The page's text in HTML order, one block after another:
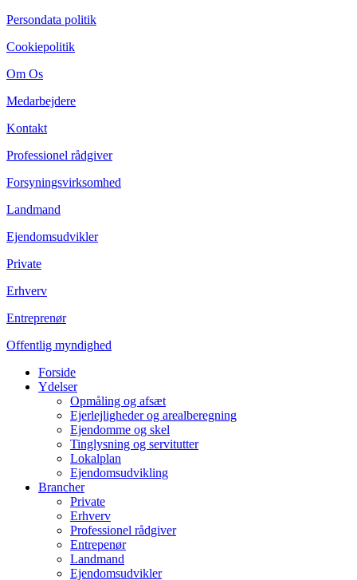
Persondata politik
Cookiepolitik
Om Os
Medarbejdere
Kontakt
Professionel rådgiver
Forsyningsvirksomhed
Landmand
Ejendomsudvikler
Private
Erhverv
Entreprenør
Offentlig myndighed
Forside
Ydelser
Opmåling og afsæt
Ejerlejligheder og arealberegning
Ejendomme og skel
Tinglysning og servitutter
Lokalplan
Ejendomsudvikling
Brancher
Private
Erhverv
Professionel rådgiver
Entrepenør
Landmand
Ejendomsudvikler